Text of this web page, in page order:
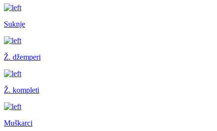
Suknje
Ž. džemperi
Ž. kompleti
Muškarci